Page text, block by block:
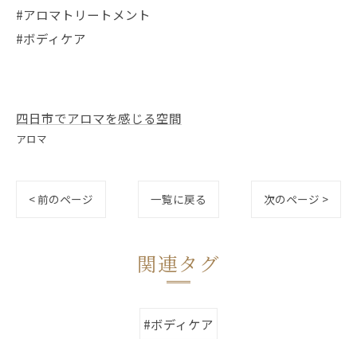
#アロマトリートメント
#ボディケア
四日市でアロマを感じる空間
アロマ
< 前のページ 一覧に戻る 次のページ >
関連タグ
#ボディケア